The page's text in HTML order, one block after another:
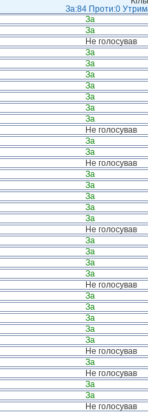
За:84 Проти:0
За
За
Не голосував
За
За
За
За
За
За
За
Не голосував
За
За
Не голосував
За
За
За
За
За
Не голосував
За
За
За
За
Не голосував
За
За
За
За
За
Не голосував
За
Не голосував
За
За
Не голосував